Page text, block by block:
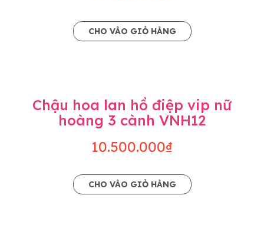
CHO VÀO GIỎ HÀNG
Chậu hoa lan hồ điệp vip nữ
hoàng 3 cành VNH12
10.500.000₫
CHO VÀO GIỎ HÀNG